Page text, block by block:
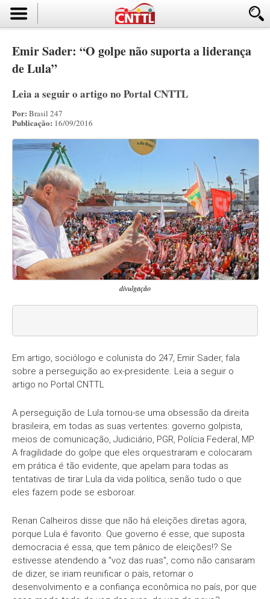
Emir Sader: “O golpe não suporta a liderança
de Lula”
Leia a seguir o artigo no Portal CNTTL
Por: Brasil 247
Publicação: 16/09/2016
divulgação
Em artigo, sociólogo e colunista do 247, Emir Sader, fala
sobre a perseguição ao ex-presidente. Leia a seguir o
artigo no Portal CNTTL
A perseguição de Lula tornou-se uma obsessão da direita
brasileira, em todas as suas vertentes: governo golpista,
meios de comunicação, Judiciário, PGR, Polícia Federal, MP.
A fragilidade do golpe que eles orquestraram e colocaram
em prática é tão evidente, que apelam para todas as
tentativas de tirar Lula da vida política, senão tudo o que
eles fazem pode se esboroar.
Renan Calheiros disse que não há eleições diretas agora,
porque Lula é favorito. Que governo é esse, que suposta
democracia é essa, que tem pânico de eleições!? Se
estivesse atendendo a "voz das ruas", como não cansaram
de dizer, se iriam reunificar o país, retomar o
desenvolvimento e a confiança econômica no país, por que